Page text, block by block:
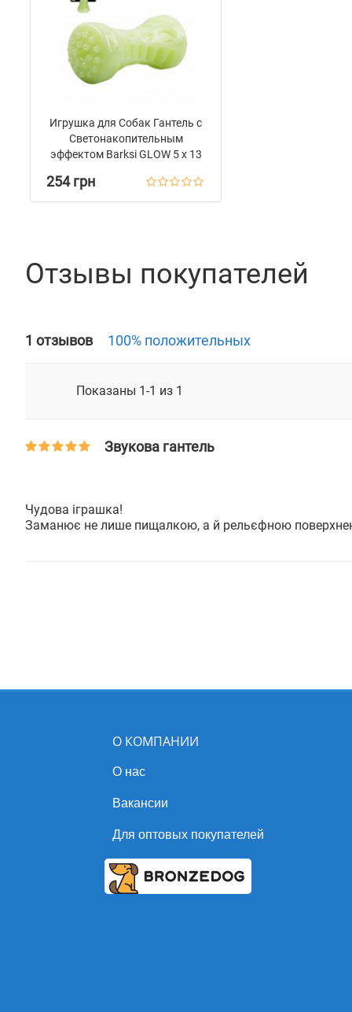
Игрушка для Собак Гантель с
Светонакопительным
эффектом Barksi GLOW 5 х 13
254 грн
Отзывы покупателей
1 отзывов 100% положительных
Показаны 1-1 из 1
Звукова гантель
Чудова іграшка!
Заманює не лише пищалкою, а й рельєфною
О КОМПАНИИ
О нас
Вакансии
Для оптовых покупателей